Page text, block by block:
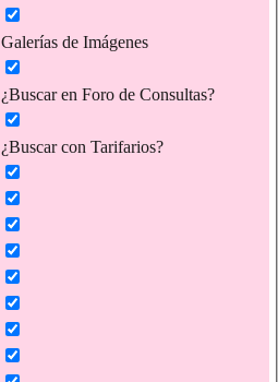
Galerías de Imágenes
¿Buscar en Foro de Consultas?
¿Buscar con Tarifarios?